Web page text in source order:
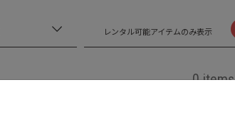
レンタル可能アイテムのみ表示
0 items